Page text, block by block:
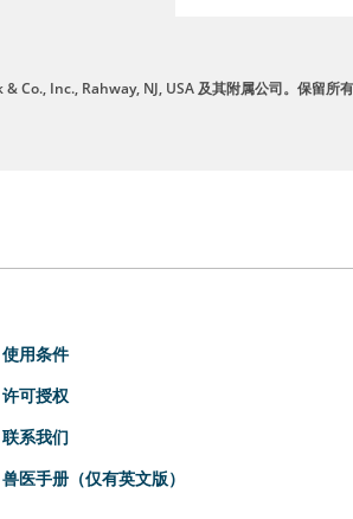
& Co., Inc., Rahway, NJ, USA 及其附属公司。保留所有
使用条件
许可授权
联系我们
兽医手册（仅有英文版）